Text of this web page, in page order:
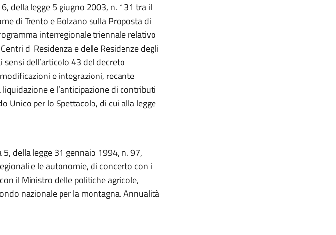
della legge 5 giugno 2003, n. 131 tra il
di Trento e Bolzano sulla Proposta di
interregionale triennale relativo
di Residenza e delle Residenze degli
dell’articolo 43 del decreto
e integrazioni, recante
e l’anticipazione di contributi
Unico per lo Spettacolo, di cui alla legge
della legge 31 gennaio 1994, n. 97,
e le autonomie, di concerto con il
il Ministro delle politiche agricole,
nazionale per la montagna. Annualità